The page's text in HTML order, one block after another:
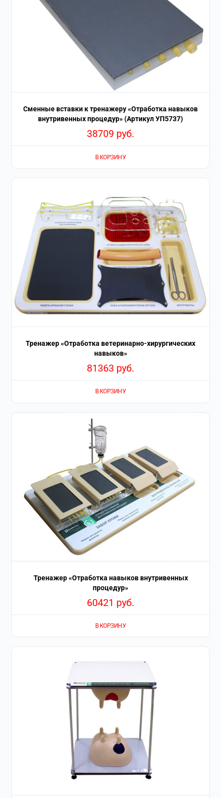
Сменные вставки к тренажеру «Отработка навыков
внутривенных процедур» (Артикул УП5737)
38709 руб.
В КОРЗИНУ
Тренажер «Отработка ветеринарно-хирургических
навыков»
81363 руб.
В КОРЗИНУ
Тренажер «Отработка навыков внутривенных
процедур»
60421 руб.
В КОРЗИНУ